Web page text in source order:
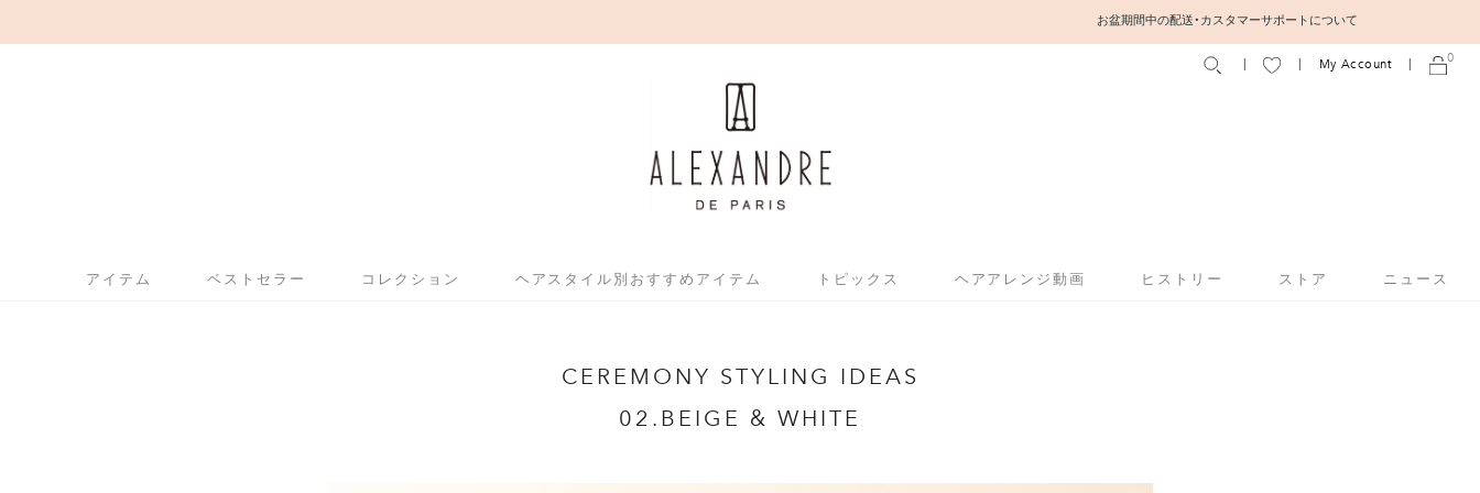
アイテム ベストセラー コレクション ヘアスタイル別おすすめアイテム トピックス ヘアアレンジ動画 ヒストリー ストア ニュース
My Account 0
CEREMONY STYLING IDEAS
02.BEIGE & WHITE